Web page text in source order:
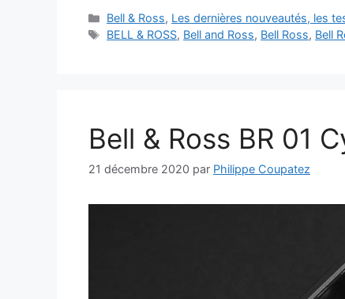
Catégories
Bell & Ross, Les dernières nouveautés, les
Étiquettes
BELL & ROSS, Bell and Ross, Bell Ross, Bell
Bell & Ross BR 01
21 décembre 2020 par Philippe Coupatez